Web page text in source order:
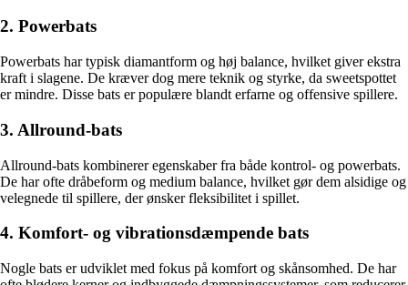
2. Powerbats
Powerbats har typisk diamantform og høj balance, hvilket giver ekstra
kraft i slagene. De kræver dog mere teknik og styrke, da sweetspottet
er mindre. Disse bats er populære blandt erfarne og offensive spillere.
3. Allround-bats
Allround-bats kombinerer egenskaber fra både kontrol- og powerbats.
De har ofte dråbeform og medium balance, hvilket gør dem alsidige og
velegnede til spillere, der ønsker fleksibilitet i spillet.
4. Komfort- og vibrationsdæmpende bats
Nogle bats er udviklet med fokus på komfort og skånsomhed. De har